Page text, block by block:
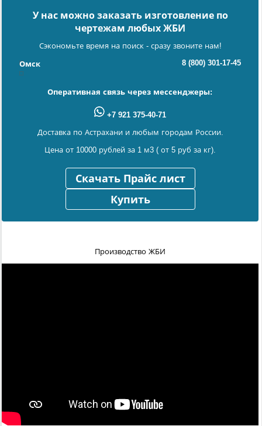
У нас можно заказать изготовление по
чертежам любых ЖБИ
Сэкономьте время на поиск - сразу звоните нам!
Омск 8 (800) 301-17-45
Оперативная связь через мессенджеры:
+7 921 375-40-71
Доставка по Астрахани и любым городам России.
Цена от 10000 рублей за 1 м3 ( от 5 руб за кг).
Скачать Прайс лист
Купить
Производство ЖБИ